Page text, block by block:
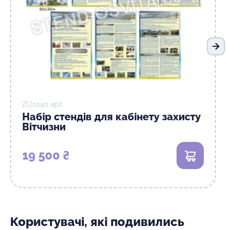
ZU0140 арт
Набір стендів для кабінету захисту
Вітчизни
19 500 ₴ В кошик
Користувачі, які подивились